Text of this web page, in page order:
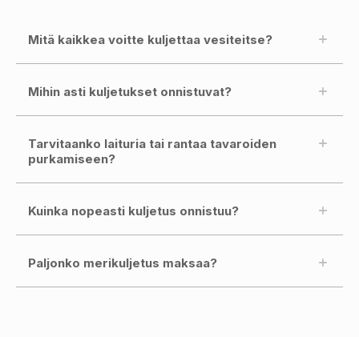
Mitä kaikkea voitte kuljettaa vesiteitse?
Mihin asti kuljetukset onnistuvat?
Tarvitaanko laituria tai rantaa tavaroiden
purkamiseen?
Kuinka nopeasti kuljetus onnistuu?
Paljonko merikuljetus maksaa?